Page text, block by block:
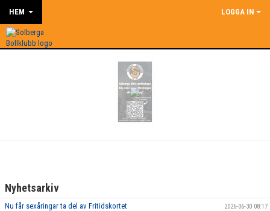
HEM LOGGA IN
Nyhetsarkiv
Nu får sexåringar ta del av Fritidskortet 2026-06-30 08:17